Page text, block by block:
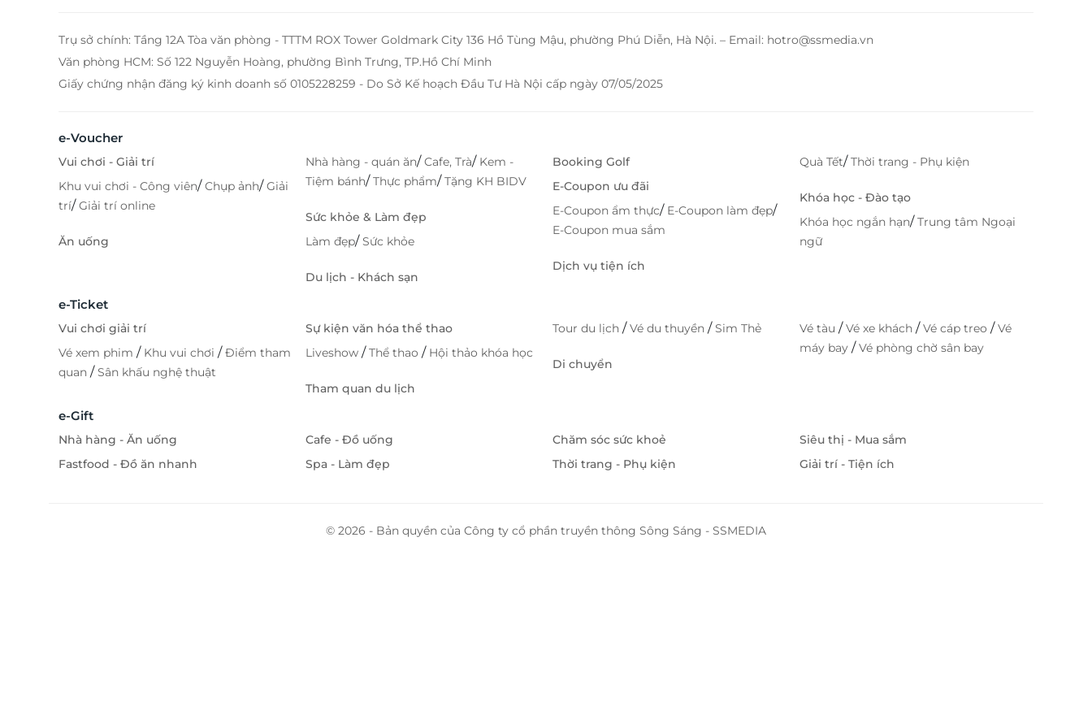
Phòng Cơ sở 2: Tầng 1, Trung tâm thương mại Vincom,
Hải Phòng Cơ sở 3: Tầng 1, tòa nhà 34T, Hoàng Đạo
Thúy, quận Cầu Giấy, Hà Nội Cùng LifeLink khám phá vô
vàn deal ăn uống hấp dẫn với mức giá ưu đãi tuyệt vời!
Giấy Điện thoại liên hệ: 0908796666 - 0439956688
Trụ sở chính: Tầng 12A Tòa văn phòng - TTTM ROX Tower Goldmark City 136 Hồ Tùng Mậu, phường Phú Diễn, Hà Nội. – Email: hotro@ssmedia.vn
Văn phòng HCM: Số 122 Nguyễn Hoàng, phường Bình Trưng, TP.Hồ Chí Minh
Giấy chứng nhận đăng ký kinh doanh số 0105228259 - Do Sở Kế hoạch Đầu Tư Hà Nội cấp ngày 07/05/2025
e-Voucher
Vui chơi - Giải trí
Khu vui chơi - Công viên/Chụp ảnh/Giải
trí/Giải trí online
Ăn uống
Nhà hàng - quán ăn/Cafe, Trà/ Kem -
Tiệm bánh/Thực phẩm/Tặng KH BIDV
Sức khỏe & Làm đẹp
Làm đẹp/Sức khỏe
Du lịch - Khách sạn
Booking Golf
E-Coupon ưu đãi
E-Coupon ẩm thực/ E-Coupon làm đẹp/
E-Coupon mua sắm
Dịch vụ tiện ích
Quà Tết/Thời trang - Phụ kiện
Khóa học - Đào tạo
Khóa học ngắn hạn/Trung tâm Ngoại
ngữ
e-Ticket
Vui chơi giải trí
Vé xem phim / Khu vui chơi /Điểm tham
quan /Sân khấu nghệ thuật
Sự kiện văn hóa thể thao
Liveshow /Thể thao / Hội thảo khóa học
Tham quan du lịch
Tour du lịch /Vé du thuyền /Sim Thẻ
Di chuyển
Vé tàu /Vé xe khách /Vé cáp treo /Vé
máy bay /Vé phòng chờ sân bay
e-Gift
Nhà hàng - Ăn uống
Fastfood - Đồ ăn nhanh
Cafe - Đồ uống
Spa - Làm đẹp
Chăm sóc sức khoẻ
Thời trang - Phụ kiện
Siêu thị - Mua sắm
Giải trí - Tiện ích
© 2026 - Bản quyền của Công ty cổ phần truyền thông Sông Sáng - SSMEDIA